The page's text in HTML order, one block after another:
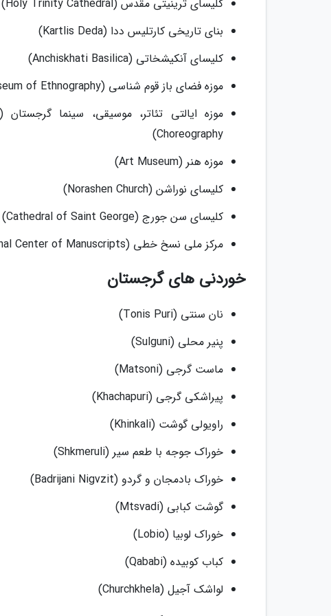
کلیسای ترینیتی مقدس (Holy Trinity Cathedral)
بنای تاریخی کارتلیس ددا (Kartlis Deda)
کلیسای آنکیشخاتی (Anchiskhati Basilica)
موزه فضای باز قوم شناسی (Open Air Museum of Ethnography)
Choreography)
موزه هنر (Art Museum)
کلیسای نوراشن (Norashen Church)
کلیسای سن جورج (Cathedral of Saint George)
مرکز ملی نسخ خطی (National Center of Manuscripts)
خوردنی های گرجستان
نان سنتی (Tonis Puri)
پنیر محلی (Sulguni)
ماست گرجی (Matsoni)
پیراشکی گرجی (Khachapuri)
راویولی گوشت (Khinkali)
خوراک جوجه با طعم سیر (Shkmeruli)
خوراک بادمجان و گردو (Badrijani Nigvzit)
گوشت کبابی (Mtsvadi)
خوراک لوبیا (Lobio)
کباب کوبیده (Qababi)
لواشک آجیل (Churchkhela)